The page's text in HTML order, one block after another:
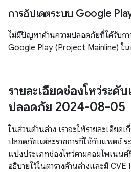
การอัปเดตระบบ Google
ไม่มีปัญหาด้านความปลอดภัยที่ได้รับกา
Google Play (Project Mainline) ใ
รายละเอียดช่องโหว่ระดั
ปลอดภัย 2024-08-05
ในส่วนด้านล่าง เราจะให้รายละเอียดเ
ปลอดภัยแต่ละรายการที่ใช้กับแพตช์
แบ่งประเภทช่องโหว่ตามคอมโพเนน
อธิบายไว้ในตารางด้านล่างและมี CVE